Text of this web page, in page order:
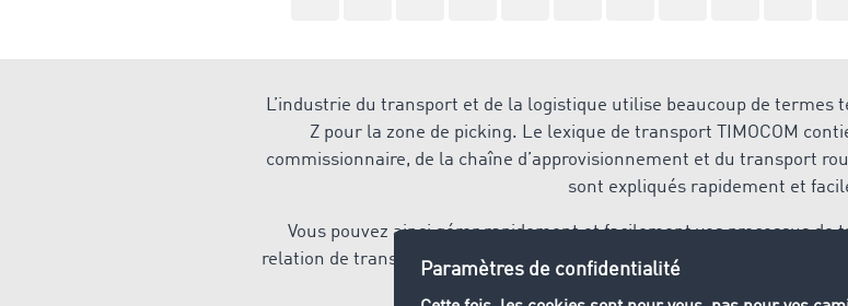
L’industrie du transport et de la logistique utilise beaucoup de termes
Z pour la zone de picking. Le lexique de transport TIMOCOM
commissionnaire, de la chaîne d’approvisionnement et du transport
sont expliqués rapidement et
Vous pouvez ainsi gérer rapidement et facilement vos processus de
relation de transport, d’exécution du transport ou de gestion des ordres,
trouverez l’application adaptée à vos besoins et à